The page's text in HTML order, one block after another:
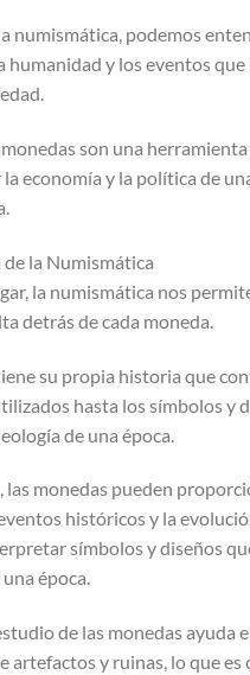
numismática, podemos
humanidad y los eventos
monedas son una
economía y la política de
la Numismática
la numismática nos
detrás de cada moneda.
su propia historia que
hasta los símbolos y
de una época.
las monedas pueden
históricos y la
símbolos y diseños
época.
de las monedas ayuda
artefactos y ruinas, lo que es